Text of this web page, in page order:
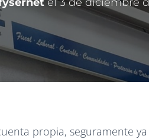
propia, seguramente